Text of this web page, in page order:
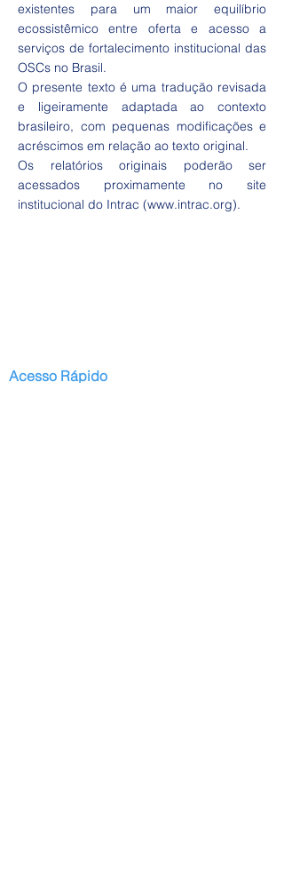
existentes para um maior equilíbrio
ecossistêmico entre oferta e acesso a
serviços de fortalecimento institucional das
OSCs no Brasil.
O presente texto é uma tradução revisada
e ligeiramente adaptada ao contexto
brasileiro, com pequenas modificações e
acréscimos em relação ao texto original.
Os relatórios originais poderão ser
acessados proximamente no site
institucional do Intrac (www.intrac.org).
Acesso Rápido